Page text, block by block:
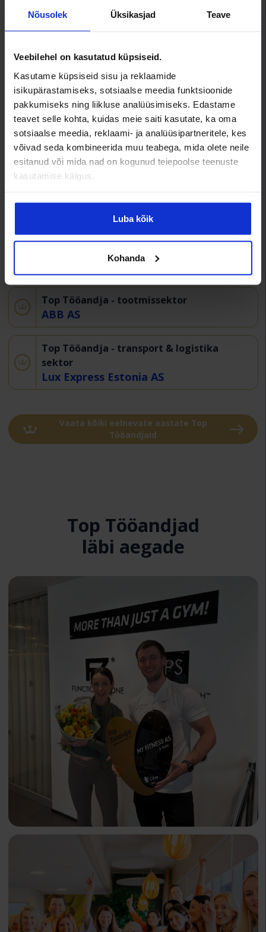
Nõusolek Üksikasjad Teave
Veebilehel on kasutatud küpsiseid.
Kasutame küpsiseid sisu ja reklaamide
isikupärastamiseks, sotsiaalse meedia funktsioonide
pakkumiseks ning liikluse analüüsimiseks. Edastame
teavet selle kohta, kuidas meie saiti kasutate, ka oma
sotsiaalse meedia, reklaami- ja analüüsipartneritele, kes
võivad seda kombineerida muu teabega, mida olete neile
esitanud või mida nad on kogunud teiepoolse teenuste
kasutamise käigus.
Luba kõik
Kohanda
LHV Pank AS
Coop Eesti
Top Tööandja - avalikud teenused
AS Arstikeskus Confido
Top Tööandja - ehitussektor
AS Merko Ehitus Eesti
sektoris
MyFitness AS
Top Tööandja - tootmissektor
ABB AS
Top Tööandja - transport & logistika
sektor
Lux Express Estonia AS
Vaata kõiki eelnevate aastate Top
Tööandjaid
Top Tööandjad
läbi aegade